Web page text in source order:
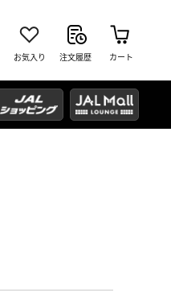
お気入り 注文履歴 カート